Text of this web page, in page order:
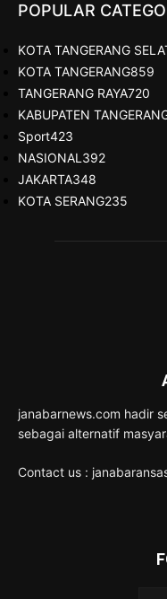
POPULAR
KOTA TANGERANG
KOTA TANGERANG859
TANGERANG RAYA720
KABUPATEN
Sport423
NASIONAL 392
JAKARTA348
KOTA SERANG235
janabarnews.com hadir
sebagai alternatif
Contact us :